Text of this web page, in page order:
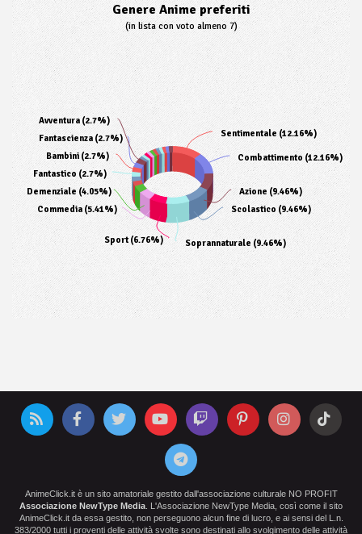
Genere Anime preferiti
(in lista con voto almeno 7)
Sentimentale (12.16%)
Combattimento (12.16%)
Azione (9.46%)
Scolastico (9.46%)
Soprannaturale (9.46%)
Sport (6.76%)
Commedia (5.41%)
Demenziale (4.05%)
Fantastico (2.7%)
Bambini (2.7%)
Fantascienza (2.7%)
Avventura (2.7%)
AnimeClick.it è un sito amatoriale gestito dall'associazione culturale NO PROFIT
Associazione NewType Media . L'Associazione NewType Media, così come il sito
AnimeClick.it da essa gestito, non perseguono alcun fine di lucro, e ai sensi del L.n.
383/2000 tutti i proventi delle attività svolte sono destinati allo svolgimento delle attività